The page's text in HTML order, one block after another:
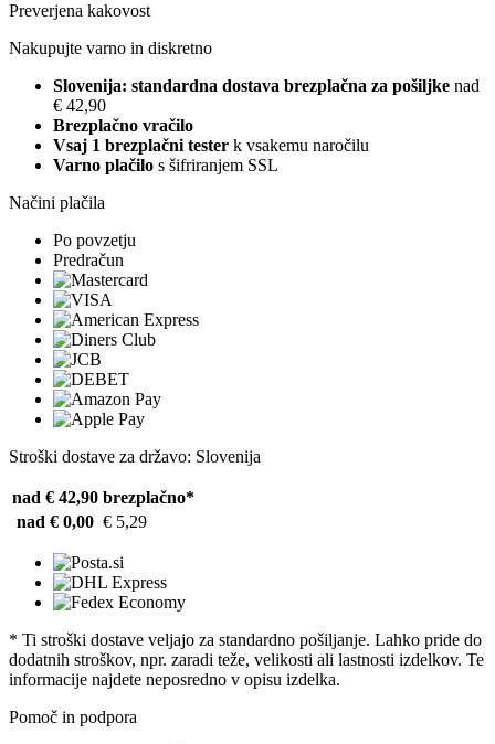
Preverjena kakovost
Nakupujte varno in diskretno
Slovenija: standardna dostava brezplačna za pošiljke nad
€ 42,90
Brezplačno vračilo
Vsaj 1 brezplačni tester k vsakemu naročilu
Varno plačilo s šifriranjem SSL
Načini plačila
Po povzetju
Predračun
Stroški dostave za državo: Slovenija
nad € 42,90 brezplačno*
nad € 0,00 € 5,29
* Ti stroški dostave veljajo za standardno pošiljanje. Lahko pride do
dodatnih stroškov, npr. zaradi teže, velikosti ali lastnosti izdelkov. Te
informacije najdete neposredno v opisu izdelka.
Pomoč in podpora